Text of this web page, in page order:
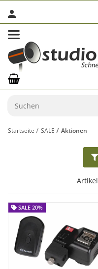
Startseite SALE Aktionen
Artikel
SALE 20%
SALE 20%